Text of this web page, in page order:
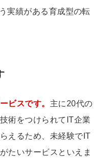
実績がある育成型の転
ビスです。 主に20代の
術をつけられてIT企業
えるため、未経験でIT
たいサービスといえま